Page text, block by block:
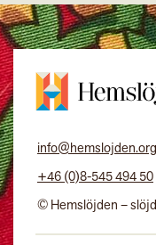
info@hemslojden.org
+46 (0)8-545 494 50
© Hemslöjden –